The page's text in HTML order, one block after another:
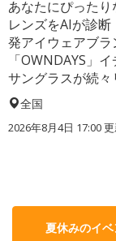
あなたにぴったり
レンズをAIが診断
発アイウェアブラ
「OWNDAYS」
サングラスが続々
全国
2026年8月4日 17:00
夏休みのイ